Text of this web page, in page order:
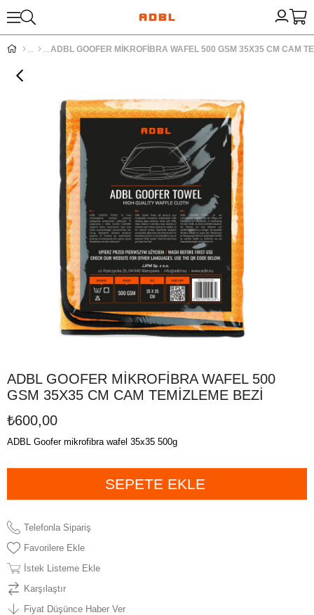
ADBL GOOFER MİKROFİBRA WAFEL 500
GSM 35X35 CM CAM TEMİZLEME BEZİ
₺600,00
ADBL Goofer mikrofibra wafel 35x35 500g
Telefonla Sipariş
Favorilere Ekle
İstek Listeme Ekle
Karşılaştır
Fiyat Düşünce Haber Ver